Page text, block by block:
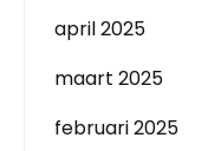
april 2025
maart 2025
februari 2025